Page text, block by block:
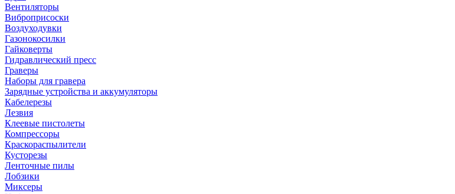
Вентиляторы
Виброприсоски
Воздуходувки
Газонокосилки
Гайковерты
Гидравлический пресс
Граверы
Наборы для гравера
Зарядные устройства и аккумуляторы
Кабелерезы
Лезвия
Клеевые пистолеты
Компрессоры
Краскораспылители
Кусторезы
Ленточные пилы
Лобзики
Миксеры